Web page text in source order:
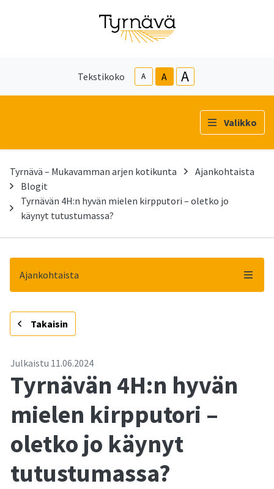
Tekstikoko A A A
Valikko
Tyrnävä – Mukavamman arjen kotikunta
Ajankohtaista
Blogit
Tyrnävän 4H:n hyvän mielen kirpputori – oletko jo
käynyt tutustumassa?
Ajankohtaista
- Takaisin
Julkaistu 11.06.2024
Tyrnävän 4H:n hyvän
mielen kirpputori –
oletko jo käynyt
tutustumassa?